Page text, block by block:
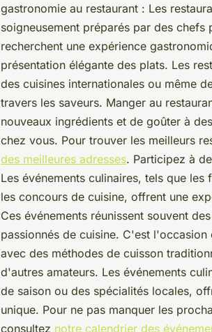
gastronomie au restaurant : Les
soigneusement préparés par des
recherchent une expérience
présentation élégante des plats. Les
des cuisines internationales ou même
travers les saveurs. Manger au
nouveaux ingrédients et de goûter à
chez vous. Pour trouver les meilleurs
des meilleures adresses. Participez à
Les événements culinaires, tels que
les concours de cuisine, offrent une
Ces événements réunissent souvent
passionnés de cuisine. C'est
avec des méthodes de cuisson
d'autres amateurs. Les événements
de saison ou des spécialités locales,
unique. Pour ne pas manquer les
consultez notre calendrier des